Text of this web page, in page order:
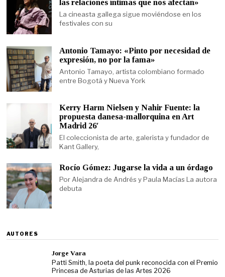
las relaciones íntimas que nos afectan»
La cineasta gallega sigue moviéndose en los
festivales con su
Antonio Tamayo: «Pinto por necesidad de
expresión, no por la fama»
Antonio Tamayo, artista colombiano formado
entre Bogotá y Nueva York
Kerry Harm Nielsen y Nahir Fuente: la
propuesta danesa-mallorquina en Art
Madrid 26′
El coleccionista de arte, galerista y fundador de
Kant Gallery,
Rocío Gómez: Jugarse la vida a un órdago
Por Alejandra de Andrés y Paula Macías La autora
debuta
AUTORES
Jorge Vara
Patti Smith, la poeta del punk reconocida con el Premio
Princesa de Asturias de las Artes 2026